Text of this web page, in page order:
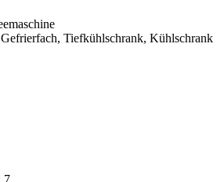
Tiefkühlschrank, Kühlschrank